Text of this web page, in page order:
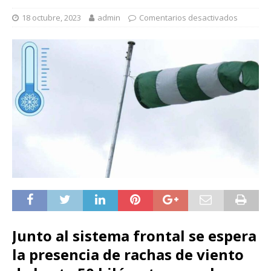
18 octubre, 2023 admin Comentarios desactivados
Junto al sistema frontal se espera
la presencia de rachas de viento